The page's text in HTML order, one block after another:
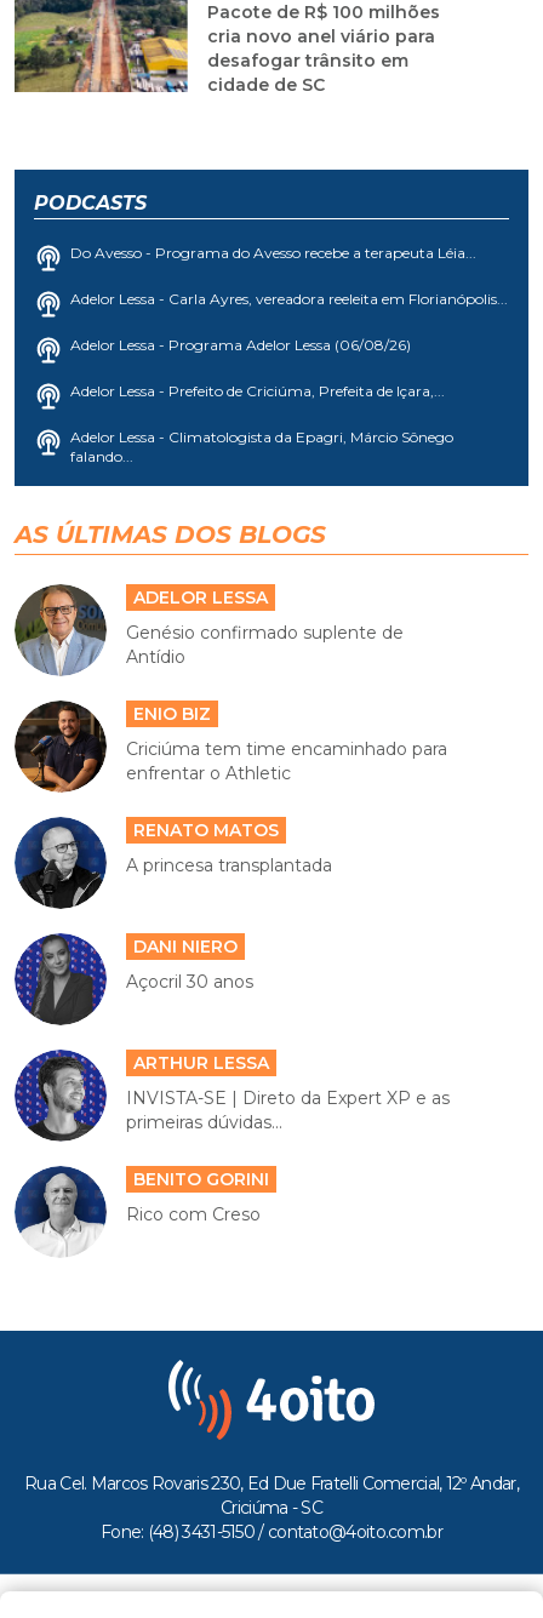
Pacote de R$ 100 milhões
cria novo anel viário para
desafogar trânsito em
cidade de SC
PODCASTS
Do Avesso - Programa do Avesso recebe a terapeuta Léia...
Adelor Lessa - Carla Ayres, vereadora reeleita em Florianópolis...
Adelor Lessa - Programa Adelor Lessa (06/08/26)
Adelor Lessa - Prefeito de Criciúma, Prefeita de Içara,...
Adelor Lessa - Climatologista da Epagri, Márcio Sônego
falando...
AS ÚLTIMAS DOS BLOGS
ADELOR LESSA
Genésio confirmado suplente de
Antídio
ENIO BIZ
Criciúma tem time encaminhado para
enfrentar o Athletic
RENATO MATOS
A princesa transplantada
DANI NIERO
Açocril 30 anos
ARTHUR LESSA
INVISTA-SE | Direto da Expert XP e as
primeiras dúvidas...
BENITO GORINI
Rico com Creso
Rua Cel. Marcos Rovaris 230, Ed Due Fratelli Comercial, 12º Andar,
Criciúma - SC
Fone: (48) 3431-5150 / contato@4oito.com.br